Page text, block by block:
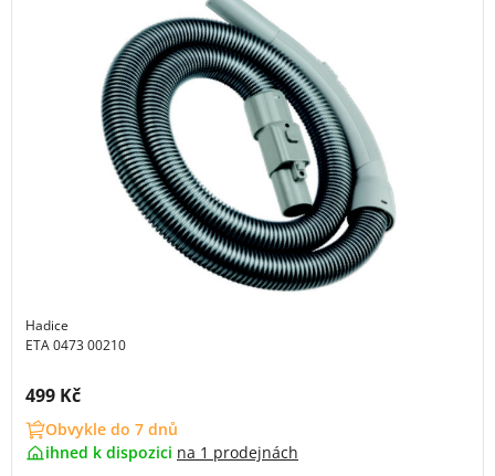
Hadice
ETA 0473 00210
Cena s DPH:
499 Kč
Obvykle do 7 dnů
ihned k dispozici na 1 prodejnách